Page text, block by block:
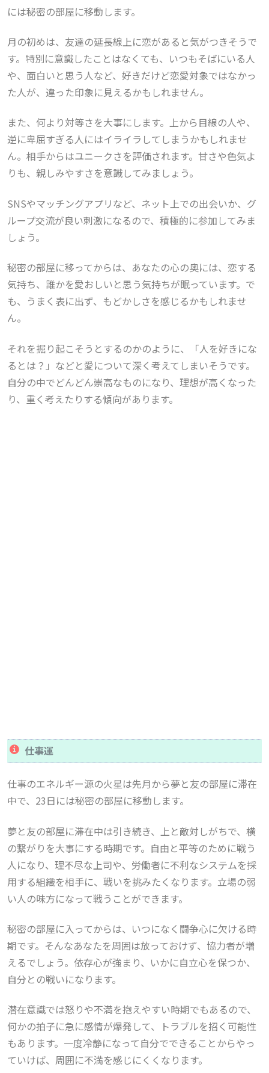
には秘密の部屋に移動します。
月の初めは、友達の延長線上に恋があると気がつきそうで
す。特別に意識したことはなくても、いつもそばにいる人
や、面白いと思う人など、好きだけど恋愛対象ではなかっ
た人が、違った印象に見えるかもしれません。
また、何より対等さを大事にします。上から目線の人や、
逆に卑屈すぎる人にはイライラしてしまうかもしれませ
ん。相手からはユニークさを評価されます。甘さや色気よ
りも、親しみやすさを意識してみましょう。
SNSやマッチングアプリなど、ネット上での出会いか、グ
ループ交流が良い刺激になるので、積極的に参加してみま
しょう。
秘密の部屋に移ってからは、あなたの心の奥には、恋する
気持ち、誰かを愛おしいと思う気持ちが眠っています。で
も、うまく表に出ず、もどかしさを感じるかもしれませ
ん。
それを掘り起こそうとするのかのように、「人を好きにな
るとは？」などと愛について深く考えてしまいそうです。
自分の中でどんどん崇高なものになり、理想が高くなった
り、重く考えたりする傾向があります。
仕事運
仕事のエネルギー源の火星は先月から夢と友の部屋に滞在
中で、23日には秘密の部屋に移動します。
夢と友の部屋に滞在中は引き続き、上と敵対しがちで、横
の繋がりを大事にする時期です。自由と平等のために戦う
人になり、理不尽な上司や、労働者に不利なシステムを採
用する組織を相手に、戦いを挑みたくなります。立場の弱
い人の味方になって戦うことができます。
秘密の部屋に入ってからは、いつになく闘争心に欠ける時
期です。そんなあなたを周囲は放っておけず、協力者が増
えるでしょう。依存心が強まり、いかに自立心を保つか、
自分との戦いになります。
潜在意識では怒りや不満を抱えやすい時期でもあるので、
何かの拍子に急に感情が爆発して、トラブルを招く可能性
もあります。一度冷静になって自分でできることからやっ
ていけば、周囲に不満を感じにくくなります。